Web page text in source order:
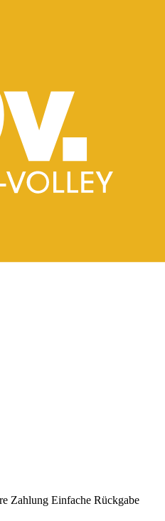
Zahlung Einfache Rückgabe